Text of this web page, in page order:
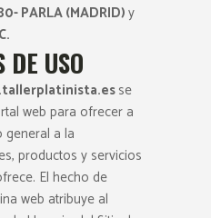
PARLA (MADRID)y
DE USO
se
web para ofrecer a
a la
productos y servicios
El hecho de
web atribuye al